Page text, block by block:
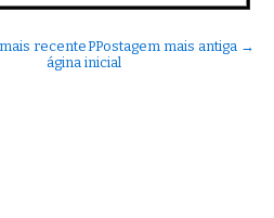
recente Postagem mais antiga →
P
ágina inicial